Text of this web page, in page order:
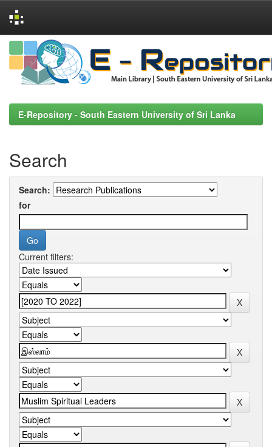
Skip
navigation
E-Repository - South Eastern University of Sri Lanka
Search
Search:
for
Current filters: